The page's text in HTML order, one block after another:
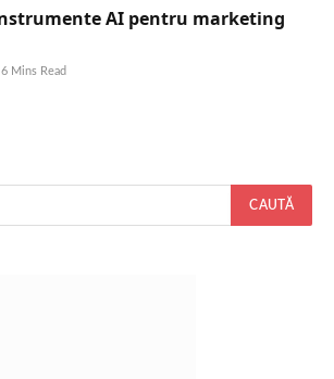
AI pentru marketing
6 Mins Read